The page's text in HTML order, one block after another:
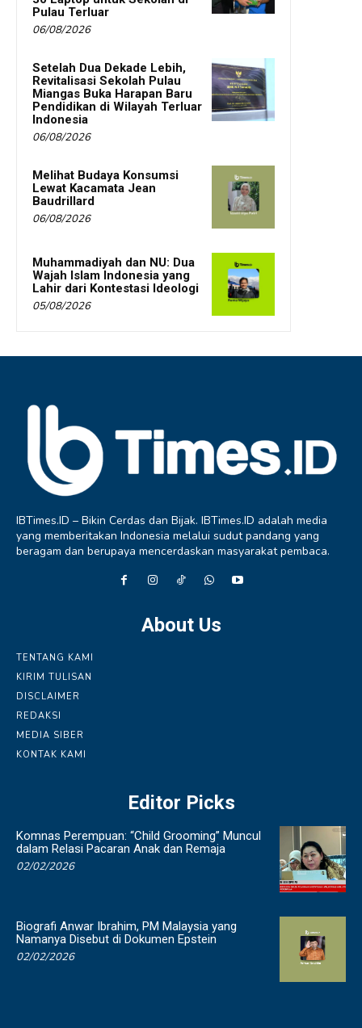
Pulau Terluar
06/08/2026
Setelah Dua Dekade Lebih,
Revitalisasi Sekolah Pulau
Miangas Buka Harapan Baru
Pendidikan di Wilayah Terluar
Indonesia
06/08/2026
Melihat Budaya Konsumsi
Lewat Kacamata Jean
Baudrillard
06/08/2026
Muhammadiyah dan NU: Dua
Wajah Islam Indonesia yang
Lahir dari Kontestasi Ideologi
05/08/2026
IBTimes.ID – Bikin Cerdas dan Bijak. IBTimes.ID adalah media
yang memberitakan Indonesia melalui sudut pandang yang
beragam dan berupaya mencerdaskan masyarakat pembaca.
About Us
TENTANG KAMI
KIRIM TULISAN
DISCLAIMER
REDAKSI
MEDIA SIBER
KONTAK KAMI
Editor Picks
Komnas Perempuan: “Child Grooming” Muncul
dalam Relasi Pacaran Anak dan Remaja
02/02/2026
Biografi Anwar Ibrahim, PM Malaysia yang
Namanya Disebut di Dokumen Epstein
02/02/2026